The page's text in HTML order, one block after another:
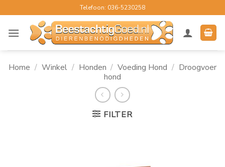
naar
inhoud
Telefoon: 036-5230258
Home / Winkel / Honden / Voeding Hond / Droogvoer
hond
FILTER